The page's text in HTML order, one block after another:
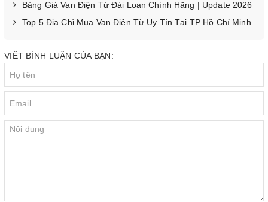
Bảng Giá Van Điện Từ Đài Loan Chính Hãng | Update 2026
Top 5 Địa Chỉ Mua Van Điện Từ Uy Tín Tại TP Hồ Chí Minh
VIẾT BÌNH LUẬN CỦA BẠN: